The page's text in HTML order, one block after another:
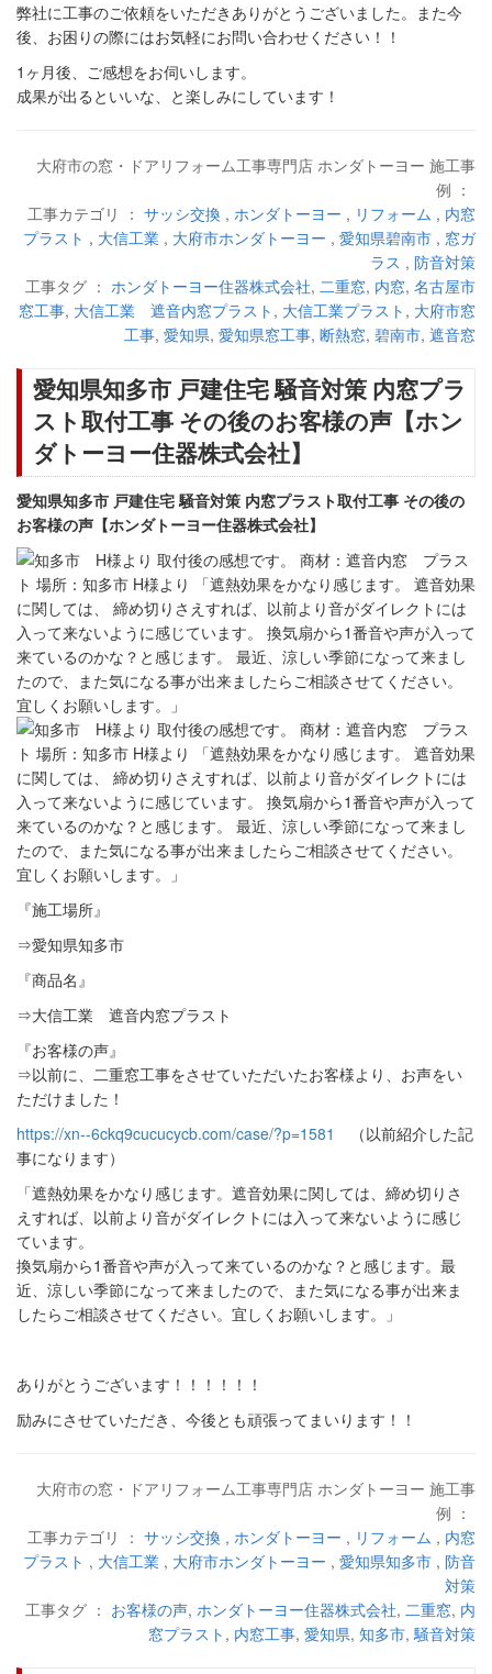
弊社に工事のご依頼をいただきありがとうございました。また今
後、お困りの際にはお気軽にお問い合わせください！！
1ヶ月後、ご感想をお伺いします。
成果が出るといいな、と楽しみにしています！
大府市の窓・ドアリフォーム工事専門店 ホンダトーヨー 施工事
例 ：
工事カテゴリ ： サッシ交換 , ホンダトーヨー , リフォーム , 内窓
プラスト , 大信工業 , 大府市ホンダトーヨー , 愛知県碧南市 , 窓ガ
ラス , 防音対策
工事タグ ： ホンダトーヨー住器株式会社, 二重窓, 内窓, 名古屋市
窓工事, 大信工業 遮音内窓プラスト , 大信工業プラスト , 大府市窓
工事, 愛知県, 愛知県窓工事, 断熱窓, 碧南市, 遮音窓
愛知県知多市 戸建住宅 騒音対策 内窓プラ
スト取付工事 その後のお客様の声【ホン
ダトーヨー住器株式会社】
愛知県知多市 戸建住宅 騒音対策 内窓プラスト取付工事 その後の
お客様の声【ホンダトーヨー住器株式会社】
『施工場所』
⇒愛知県知多市
『商品名』
⇒大信工業 遮音内窓プラスト
『お客様の声』
⇒以前に、二重窓工事をさせていただいたお客様より、お声をい
ただけました！
https://xn--6ckq9cucucycb.com/case/?p=1581
（以前紹介した記
事になります）
「遮熱効果をかなり感じます。遮音効果に関しては、締め切りさ
えすれば、以前より音がダイレクトには入って来ないように感じ
ています。
換気扇から1番音や声が入って来ているのかな？と感じます。最
近、涼しい季節になって来ましたので、また気になる事が出来ま
したらご相談させてください。宜しくお願いします。」
ありがとうございます！！！！！！
励みにさせていただき、今後とも頑張ってまいります！！
大府市の窓・ドアリフォーム工事専門店 ホンダトーヨー 施工事
例 ：
工事カテゴリ ： サッシ交換 , ホンダトーヨー , リフォーム , 内窓
プラスト , 大信工業 , 大府市ホンダトーヨー , 愛知県知多市 , 防音
対策
工事タグ ： お客様の声, ホンダトーヨー住器株式会社, 二重窓, 内
窓プラスト , 内窓工事, 愛知県, 知多市,騒音対策